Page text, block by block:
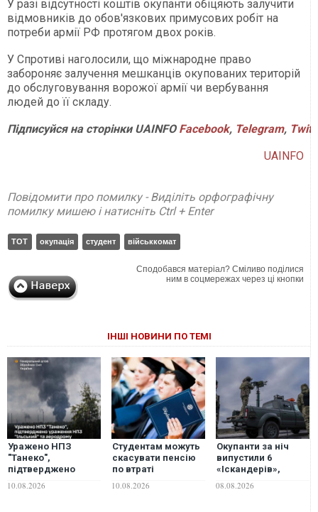
У разі відсутності коштів окупанти обіцяють залучити
відмовників до обов'язкових примусових робіт на
потреби армії РФ протягом двох років.
У Спротиві наголосили, що міжнародне право
забороняє залучення мешканців окупованих територій
до обслуговування ворожої армії чи вербування
людей до її складу.
ПідписуйсянасторінкиUAINFO Facebook, Telegram,
UAINFO
Повідомити про помилку - Виділіть орфографічну
помилку мишею і натисніть Ctrl + Enter
ТОТ окупація студент військкомат
Сподобався матеріал? Сміливо поділися
ним в соцмережах через ці кнопки
ІНШІ НОВИНИ ПО ТЕМІ
Уражено НПЗ
"Танеко",
підтверджено
ураження НПЗ
"Ільський" та
10.08.2026
Студентам можуть
скасувати пенсію
по втраті
годувальника: у
ПФУ назвали
10.08.2026
Окупанти за ніч
випустили 6
«Іскандерів»,
ракети С-400 та
понад 150 дронів
08.08.2026